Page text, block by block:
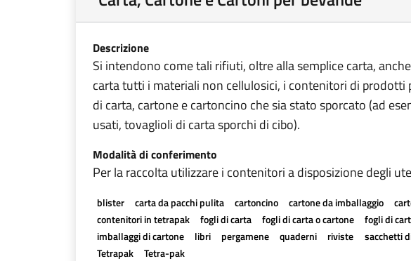
Descrizione
Si intendono come tali rifiuti, oltre alla semplice carta,
carta tutti i materiali non cellulosici, i contenitori di
di carta, cartone e cartoncino che sia stato sporcato (ad
usati, tovaglioli di carta sporchi di cibo).
Modalità di conferimento
Per la raccolta utilizzare i contenitori a disposizione degli
blister carta da pacchi pulita cartoncino cartone da imballaggio
contenitori in tetrapak
fogli di carta fogli di carta o cartone fogli di
imballaggi di cartone
libri pergamene quaderni riviste sacchetti
Tetrapak
Tetra-pak